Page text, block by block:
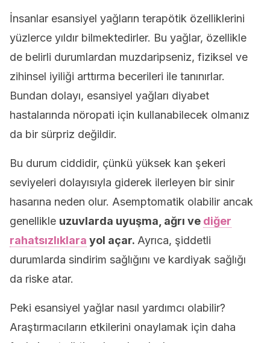
İnsanlar esansiyel yağların terapötik özelliklerini
yüzlerce yıldır bilmektedirler. Bu yağlar, özellikle
de belirli durumlardan muzdaripseniz, fiziksel ve
zihinsel iyiliği arttırma becerileri ile tanınırlar.
Bundan dolayı, esansiyel yağları diyabet
hastalarında nöropati için kullanabilecek olmanız
da bir sürpriz değildir.
Bu durum ciddidir, çünkü yüksek kan şekeri
seviyeleri dolayısıyla giderek ilerleyen bir sinir
hasarına neden olur. Asemptomatik olabilir ancak
genellikle uzuvlarda uyuşma, ağrı ve diğer
rahatsızlıklara yol açar. Ayrıca, şiddetli
durumlarda sindirim sağlığını ve kardiyak sağlığı
da riske atar.
Peki esansiyel yağlar nasıl yardımcı olabilir?
Araştırmacıların etkilerini onaylamak için daha